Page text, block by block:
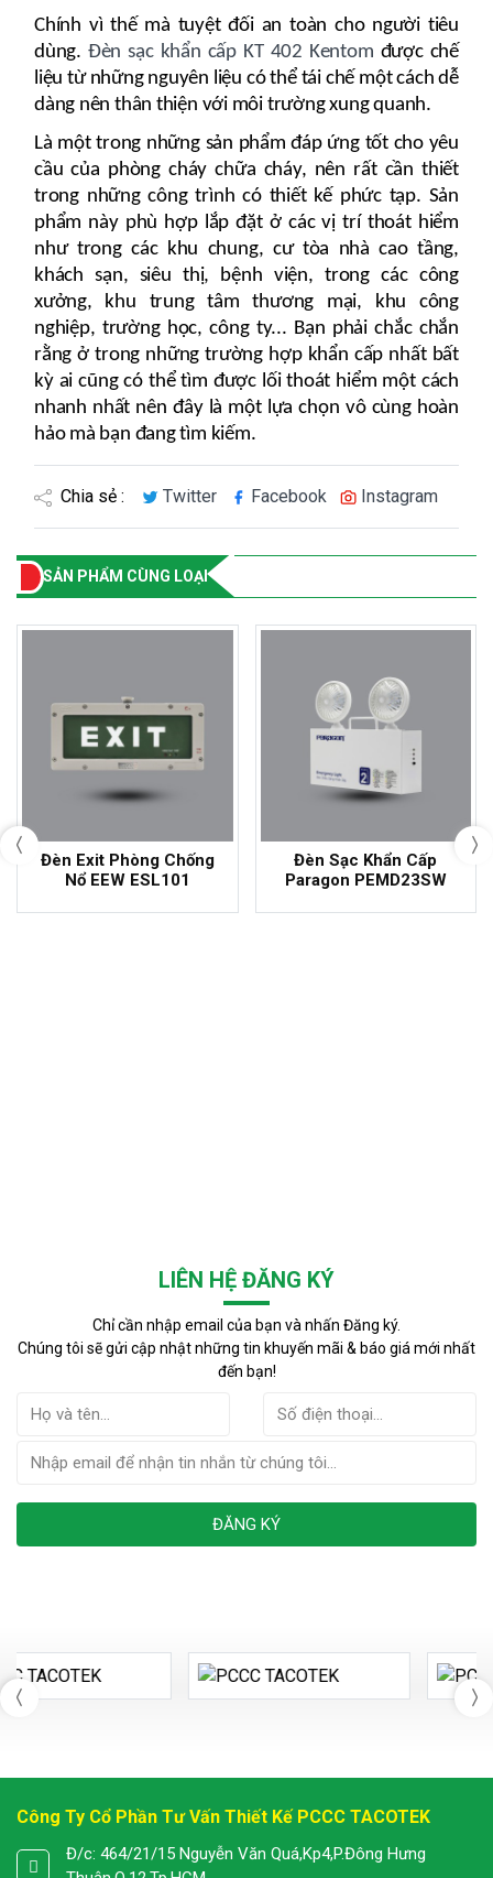
Chính vì thế mà tuyệt đối an toàn cho người tiêu
dùng. Đèn sạc khẩn cấp KT 402 Kentom được chế
liệu từ những nguyên liệu có thể tái chế một cách dễ
dàng nên thân thiện với môi trường xung quanh.
Là một trong những sản phẩm đáp ứng tốt cho yêu
cầu của phòng cháy chữa cháy, nên rất cần thiết
trong những công trình có thiết kế phức tạp. Sản
phẩm này phù hợp lắp đặt ở các vị trí thoát hiểm
như trong các khu chung, cư tòa nhà cao tầng,
khách sạn, siêu thị, bệnh viện, trong các công
xưởng, khu trung tâm thương mại, khu công
nghiệp, trường học, công ty... Bạn phải chắc chắn
rằng ở trong những trường hợp khẩn cấp nhất bất
kỳ ai cũng có thể tìm được lối thoát hiểm một cách
nhanh nhất nên đây là một lựa chọn vô cùng hoàn
hảo mà bạn đang tìm kiếm.
Chia sẻ : Twitter Facebook Instagram
SẢN PHẨM CÙNG LOẠI
Đèn Exit Phòng Chống
Nổ EEW ESL101
Đèn Sạc Khẩn Cấp
Paragon PEMD23SW
LIÊN HỆ ĐĂNG KÝ
Chỉ cần nhập email của bạn và nhấn Đăng ký.
Chúng tôi sẽ gửi cập nhật những tin khuyến mãi & báo giá mới nhất
đến bạn!
ĐĂNG KÝ
Công Ty Cổ Phần Tư Vấn Thiết Kế PCCC TACOTEK
Đ/c: 464/21/15 Nguyễn Văn Quá,Kp4,P.Đông Hưng